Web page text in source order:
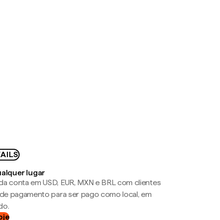
lugar
conta em USD, EUR, MXN e BRL com clientes
pagamento para ser pago como local, em